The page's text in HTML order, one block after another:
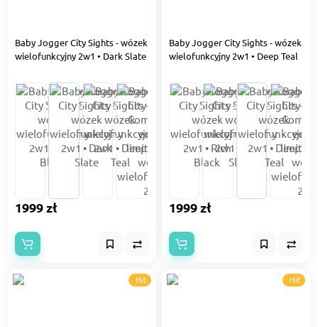
Baby Jogger City Sights - wózek
wielofunkcyjny 2w1 • Dark Slate
1999 zł
Baby Jogger City Sights - wózek
wielofunkcyjny 2w1 • Deep Teal
1999 zł
Hit Hit